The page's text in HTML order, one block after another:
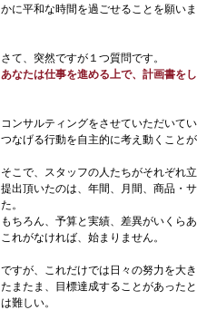
かに平和な時間を過ごせることを願いま
さて、突然ですが１つ質問です。
あなたは仕事を進める上で、計画書を
コンサルティングをさせていただいて
つなげる行動を自主的に考え動くこと
そこで、スタッフの人たちがそれぞれ
提出頂いたのは、年間、月間、商品・
た。
もちろん、予算と実績、差異がいくら
これがなければ、始まりません。
ですが、これだけでは日々の努力を大
たまたま、目標達成することがあった
は難しい。